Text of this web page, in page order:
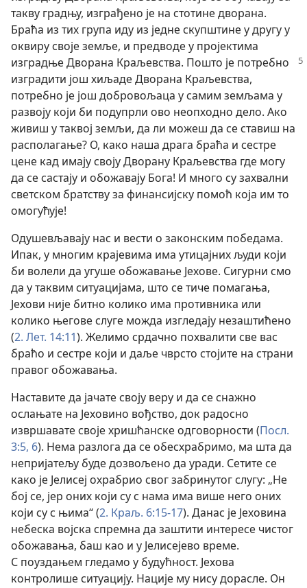
такву градњу, изграђено је на стотине дворана.
Браћа из тих група иду из једне скупштине у другу у
оквиру своје земље, и предводе у пројектима
изградње Дворана Краљевства. Пошто је потребно
изградити још хиљаде Дворана Краљевства,
потребно је још добровољаца у самим земљама у
развоју који би подупрли ово неопходно дело. Ако
живиш у таквој земљи, да ли можеш да се ставиш на
располагање? О, како наша драга браћа и сестре
цене кад имају своју Дворану Краљевства где могу
да се састају и обожавају Бога! И много су захвални
светском братству за финансијску помоћ која им то
омогућује!
Одушевљавају нас и вести о законским победама.
Ипак, у многим крајевима има утицајних људи који
би волели да угуше обожавање Јехове. Сигурни смо
да у таквим ситуацијама, што се тиче помагања,
Јехови није битно колико има противника или
колико његове слуге можда изгледају незаштићено
(2. Лет. 14:11). Желимо срдачно похвалити све вас
браћо и сестре који и даље чврсто стојите на страни
правог обожавања.
Наставите да јачате своју веру и да се снажно
ослањате на Јеховино вођство, док радосно
извршавате своје хришћанске одговорности (Посл.
3:5, 6). Нема разлога да се обесхрабримо, ма шта да
непријатељу буде дозвољено да уради. Сетите се
како је Јелисеј охрабрио свог забринутог слугу: „Не
бој се, јер оних који су с нама има више него оних
који су с њима“ (2. Краљ. 6:15-17). Данас је Јеховина
небеска војска спремна да заштити интересе чистог
обожавања, баш као и у Јелисејево време.
С поуздањем гледамо у будућност. Јехова
контролише ситуацију. Нације му нису дорасле. Он